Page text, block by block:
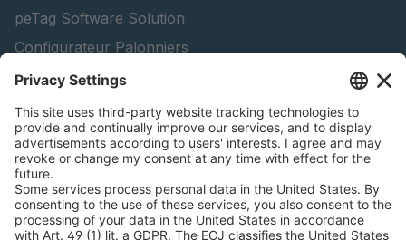
peTag Software Solution
Configurateur Palonniers
Configurateur de chaînes à neige - Clients
professionnels
Recherche de produits forestiers
Catalogues
INFORMATIONS JURIDIQUES
Certificats